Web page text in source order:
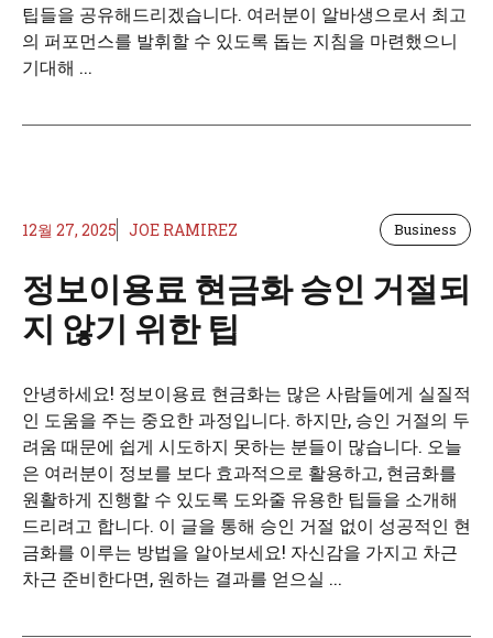
팁들을 공유해드리겠습니다. 여러분이 알바생으로서 최고
의 퍼포먼스를 발휘할 수 있도록 돕는 지침을 마련했으니
기대해 ...
12월 27, 2025 JOE RAMIREZ Business
정보이용료 현금화 승인 거절되
지 않기 위한 팁
안녕하세요! 정보이용료 현금화는 많은 사람들에게 실질적
인 도움을 주는 중요한 과정입니다. 하지만, 승인 거절의 두
려움 때문에 쉽게 시도하지 못하는 분들이 많습니다. 오늘
은 여러분이 정보를 보다 효과적으로 활용하고, 현금화를
원활하게 진행할 수 있도록 도와줄 유용한 팁들을 소개해
드리려고 합니다. 이 글을 통해 승인 거절 없이 성공적인 현
금화를 이루는 방법을 알아보세요! 자신감을 가지고 차근
차근 준비한다면, 원하는 결과를 얻으실 ...